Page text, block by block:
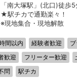
「南大塚駅」(北口)徒
★駅チカで通勤楽々！
※現地集合・現地解散
間以内 経験者歓迎
歓迎 フリーター歓迎
問 駅チカ